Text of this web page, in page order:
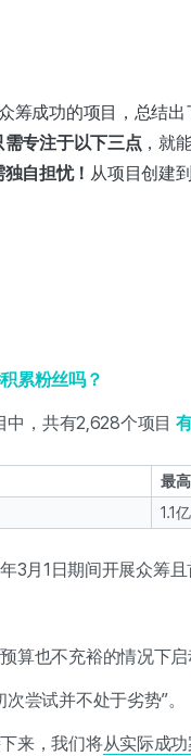
筹成功的项目，总结出
需专注于以下三点 ，就
自担忧！ 从项目创建
累粉丝吗？
中，共有2,628个项目
最
1.1
3月1日期间开展众筹
算也不充裕的情况下
尝试并不处于劣势”。
来，我们将从实际成